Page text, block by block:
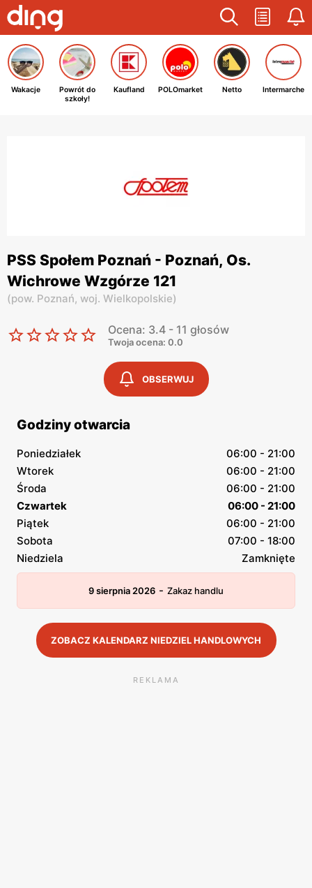
Wakacje
Powrót do
szkoły!
Kaufland POLOmarket Netto Intermarche
PSS Społem Poznań - Poznań, Os.
Wichrowe Wzgórze 121
(pow. Poznań, woj. Wielkopolskie)
Ocena: 3.4 - 11 głosów
Twoja ocena: 0.0
OBSERWUJ
Godziny otwarcia
Poniedziałek
06:00 - 21:00
Wtorek
06:00 - 21:00
Środa
06:00 - 21:00
Czwartek
06:00 - 21:00
Piątek
06:00 - 21:00
Sobota
07:00 - 18:00
Niedziela
Zamknięte
9 sierpnia 2026 - Zakaz handlu
ZOBACZ KALENDARZ NIEDZIEL HANDLOWYCH
REKLAMA